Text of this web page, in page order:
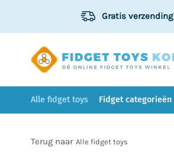
inhoud
Gratis verzending
Alle fidget toys Fidget categorieën
Alle fidget toys